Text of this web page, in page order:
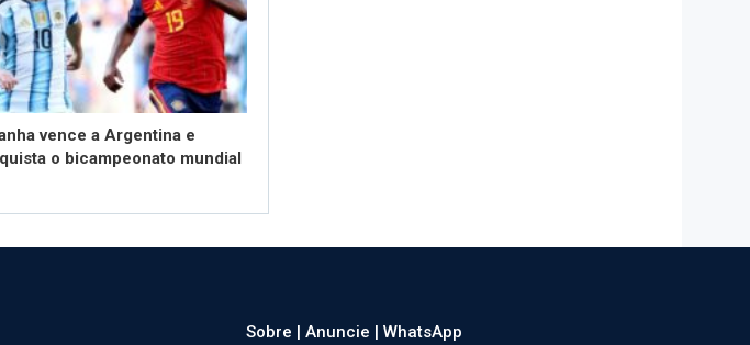
vence a Argentina e
o bicampeonato mundial
Sobre |Anuncie |WhatsApp